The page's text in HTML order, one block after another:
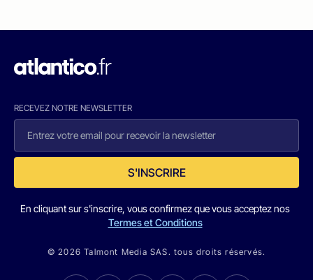
RECEVEZ NOTRE NEWSLETTER
S'INSCRIRE
En cliquant sur s'inscrire, vous confirmez que vous acceptez nos
Termes et Conditions
© 2026 Talmont Media SAS. tous droits réservés.